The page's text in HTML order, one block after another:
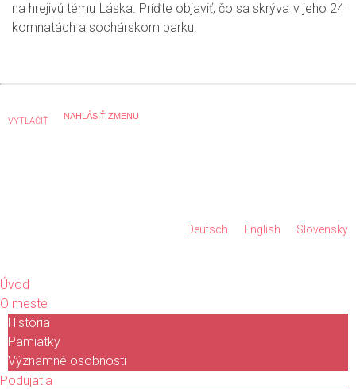
na hrejivú tému Láska. Príďte objaviť, čo sa skrýva v jeho 24
komnatách a sochárskom parku.
VYTLAČIŤ
Slovensky
English
Deutsch
Úvod
O meste
História
Pamiatky
Významné osobnosti
Podujatia